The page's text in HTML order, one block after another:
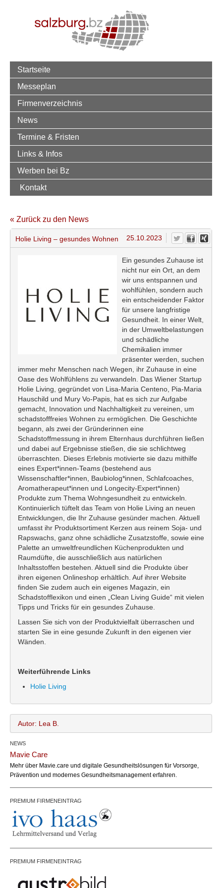
Startseite
Messeplan
Firmenverzeichnis
News
Termine & Fristen
Links & Infos
Werben bei Bz
Kontakt
« Zurück zu den News
Holie Living – gesundes Wohnen 25.10.2023
Ein gesundes Zuhause ist
nicht nur ein Ort, an dem
wir uns entspannen und
wohlfühlen, sondern auch
ein entscheidender Faktor
für unsere langfristige
Gesundheit. In einer Welt,
in der Umweltbelastungen
und schädliche
Chemikalien immer
präsenter werden, suchen
immer mehr Menschen nach Wegen, ihr Zuhause in eine
Oase des Wohlfühlens zu verwandeln. Das Wiener Startup
Holie Living, gegründet von Lisa-Maria Centeno, Pia-Maria
Hauschild und Mury Vo-Papis, hat es sich zur Aufgabe
gemacht, Innovation und Nachhaltigkeit zu vereinen, um
schadstofffreies Wohnen zu ermöglichen. Die Geschichte
begann, als zwei der Gründerinnen eine
Schadstoffmessung in ihrem Elternhaus durchführen ließen
und dabei auf Ergebnisse stießen, die sie schlichtweg
überraschten. Dieses Erlebnis motivierte sie dazu mithilfe
eines Expert*innen-Teams (bestehend aus
Wissenschaftler*innen, Baubiolog*innen, Schlafcoaches,
Aromatherapeut*innen und Longecity-Expert*innen)
Produkte zum Thema Wohngesundheit zu entwickeln.
Kontinuierlich tüftelt das Team von Holie Living an neuen
Entwicklungen, die Ihr Zuhause gesünder machen. Aktuell
umfasst ihr Produktsortiment Kerzen aus reinem Soja- und
Rapswachs, ganz ohne schädliche Zusatzstoffe, sowie eine
Palette an umweltfreundlichen Küchenprodukten und
Raumdüfte, die ausschließlich aus natürlichen
Inhaltsstoffen bestehen. Aktuell sind die Produkte über
ihren eigenen Onlineshop erhältlich. Auf ihrer Website
finden Sie zudem auch ein eigenes Magazin, ein
Schadstofflexikon und einen „Clean Living Guide“ mit vielen
Tipps und Tricks für ein gesundes Zuhause.
Lassen Sie sich von der Produktvielfalt überraschen und
starten Sie in eine gesunde Zukunft in den eigenen vier
Wänden.
Weiterführende Links
Holie Living
Autor: Lea B.
NEWS
Mavie Care
Mehr über Mavie.care und digitale Gesundheitslösungen für Vorsorge,
Prävention und modernes Gesundheitsmanagement erfahren.
PREMIUM FIRMENEINTRAG
PREMIUM FIRMENEINTRAG